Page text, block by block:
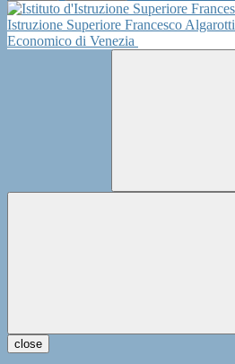
Istruzione Superiore Francesco Algarotti
Economico di Venezia
close